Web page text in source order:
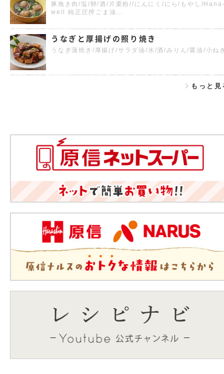
豚挽き肉/塩/卵/酒/片栗粉//にんにく/にら/もやし/
well 純正圧搾ごま油...
うなぎと厚揚げの照り焼き
うなぎ蒲焼き/厚揚げ/サラダ油/水/酒/みりん/醤油/小ね
もっと見